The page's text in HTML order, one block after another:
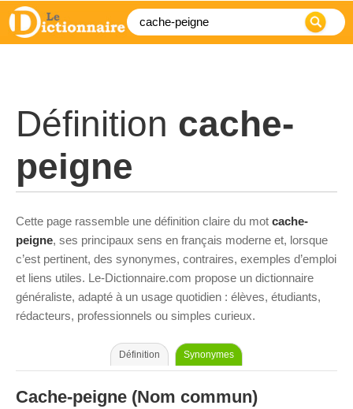
Définition cache-
peigne
Cette page rassemble une définition claire du mot cache-
peigne, ses principaux sens en français moderne et, lorsque
c’est pertinent, des synonymes, contraires, exemples d’emploi
et liens utiles. Le-Dictionnaire.com propose un dictionnaire
généraliste, adapté à un usage quotidien : élèves, étudiants,
rédacteurs, professionnels ou simples curieux.
Définition Synonymes
Cache-peigne (Nom commun)